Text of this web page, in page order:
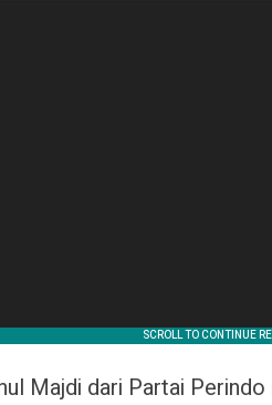
Majdi dari Partai